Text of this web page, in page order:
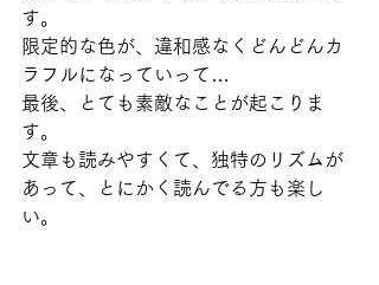
す。
限定的な色が、違和感なくどんどんカ
ラフルになっていって…
最後、とても素敵なことが起こりま
す。
文章も読みやすくて、独特のリズムが
あって、とにかく読んでる方も楽し
い。